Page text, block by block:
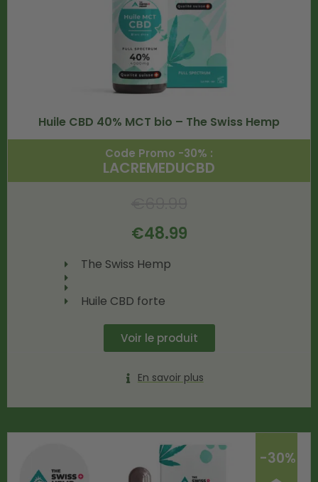
Huile CBD 40% MCT bio – The Swiss Hemp
Code Promo -30% :
LACREMEDUCBD
€48.99
The Swiss Hemp
Huile CBD forte
Voir le produit
En savoir plus
-30%